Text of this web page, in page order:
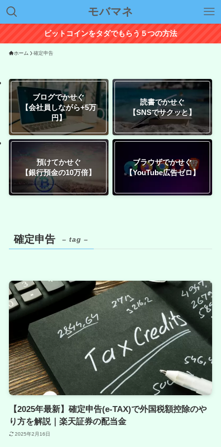
モバマネ
ビットコインをタダでもらう５つの方法
ホーム 確定申告
ブログでかせぐ
【会社員しながら+5万
円】
読書でかせぐ
【SNSでサクッと】
預けてかせぐ
【銀行預金の10万倍】
ブラウザでかせぐ
【YouTube広告ゼロ】
確定申告 – tag –
【2025年最新】確定申告(e-TAX)で外国税額控除のや
り方を解説｜楽天証券の配当金
2025年2月16日